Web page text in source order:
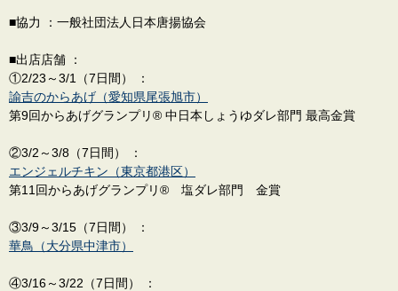
■協力 ：一般社団法人日本唐揚協会
■出店店舗 ：
①2/23～3/1（7日間） ：
諭吉のからあげ（愛知県尾張旭市）
第9回からあげグランプリ® 中日本しょうゆダレ部門 最高金賞
②3/2～3/8（7日間） ：
エンジェルチキン（東京都港区）
第11回からあげグランプリ® 塩ダレ部門 金賞
③3/9～3/15（7日間） ：
華鳥（大分県中津市）
④3/16～3/22（7日間） ：